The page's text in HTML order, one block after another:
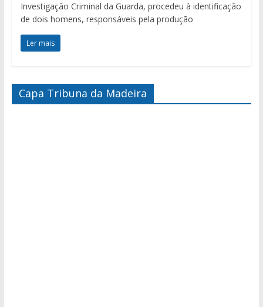
Investigação Criminal da Guarda, procedeu à identificação
de dois homens, responsáveis pela produção
Ler mais
Capa Tribuna da Madeira